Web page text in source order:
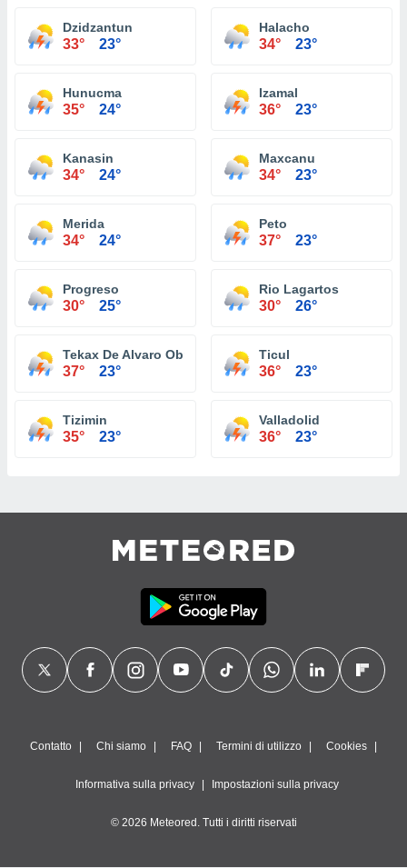
Dzidzantun
33° 23°
Halacho
34° 23°
Hunucma
35° 24°
Izamal
36° 23°
Kanasin
34° 24°
Maxcanu
34° 23°
Merida
34° 24°
Peto
37° 23°
Progreso
30° 25°
Rio Lagartos
30° 26°
Tekax De Alvaro Obregon
37° 23°
Ticul
36° 23°
Tizimin
35° 23°
Valladolid
36° 23°
Contatto Chi siamo FAQ Termini di utilizzo Cookies
Informativa sulla privacy Impostazioni sulla privacy
© 2026 Meteored. Tutti i diritti riservati